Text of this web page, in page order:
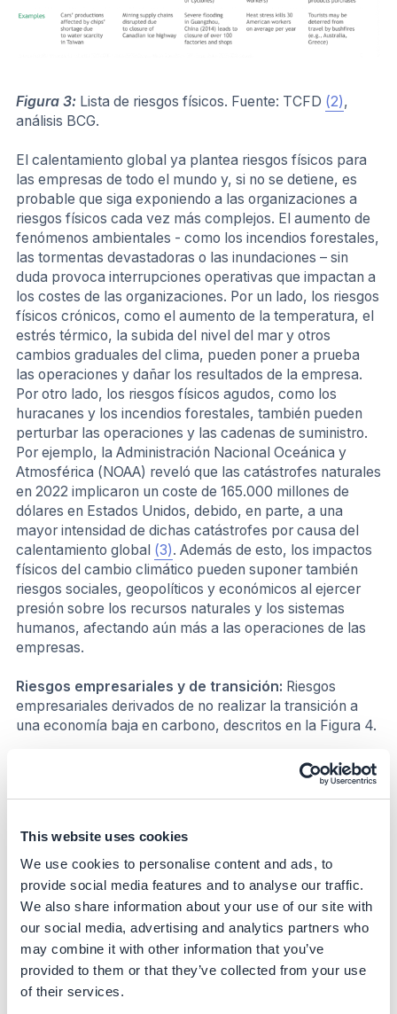
This website uses cookies
We use cookies to personalise content and ads, to
provide social media features and to analyse our traffic.
We also share information about your use of our site with
our social media, advertising and analytics partners who
may combine it with other information that you’ve
provided to them or that they’ve collected from your use
of their services.
Figura 3: Lista de riesgos físicos. Fuente: TCFD (2),
análisis BCG.
El calentamiento global ya plantea riesgos físicos para
las empresas de todo el mundo y, si no se detiene, es
probable que siga exponiendo a las organizaciones a
riesgos físicos cada vez más complejos. El aumento de
fenómenos ambientales - como los incendios forestales,
las tormentas devastadoras o las inundaciones – sin
duda provoca interrupciones operativas que impactan a
los costes de las organizaciones. Por un lado, los riesgos
físicos crónicos, como el aumento de la temperatura, el
estrés térmico, la subida del nivel del mar y otros
cambios graduales del clima, pueden poner a prueba
las operaciones y dañar los resultados de la empresa.
Por otro lado, los riesgos físicos agudos, como los
huracanes y los incendios forestales, también pueden
perturbar las operaciones y las cadenas de suministro.
Por ejemplo, la Administración Nacional Oceánica y
Atmosférica (NOAA) reveló que las catástrofes naturales
en 2022 implicaron un coste de 165.000 millones de
dólares en Estados Unidos, debido, en parte, a una
mayor intensidad de dichas catástrofes por causa del
calentamiento global (3). Además de esto, los impactos
físicos del cambio climático pueden suponer también
riesgos sociales, geopolíticos y económicos al ejercer
presión sobre los recursos naturales y los sistemas
humanos, afectando aún más a las operaciones de las
empresas.
Riesgos empresariales y de transición: Riesgos
empresariales derivados de no realizar la transición a
una economía baja en carbono, descritos en la Figura 4.
Figura 4: Lista de riesgos empresariales y de transición.
Fuente: TCFD(4), análisis BCG.
Los riesgos asociados a la transición hacia una
economía con bajas emisiones de carbono provienen de